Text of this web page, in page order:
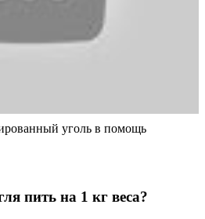
уголь в помощь
пить на 1 кг веса?